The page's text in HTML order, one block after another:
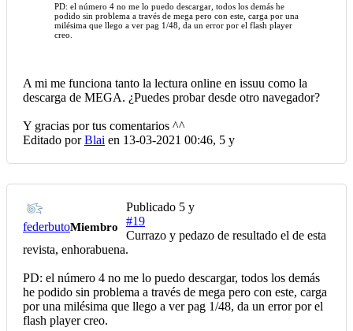
PD: el número 4 no me lo puedo descargar, todos los demás he
podido sin problema a través de mega pero con este, carga por una
milésima que llego a ver pag 1/48, da un error por el flash player
creo.
A mi me funciona tanto la lectura online en issuu como la
descarga de MEGA. ¿Puedes probar desde otro navegador?
Y gracias por tus comentarios ^^
Editado porBlai en 13-03-2021 00:46, 5 y
federbutoMiembro
Publicado 5 y
#19
Currazo y pedazo de resultado el de esta
revista, enhorabuena.
PD: el número 4 no me lo puedo descargar, todos los demás
he podido sin problema a través de mega pero con este, carga
por una milésima que llego a ver pag 1/48, da un error por el
flash player creo.